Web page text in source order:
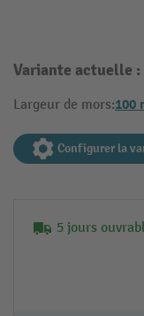
Variante actuelle :
Largeur de mors:100
Configurer la
5 jours